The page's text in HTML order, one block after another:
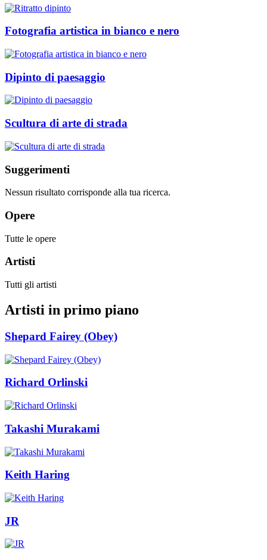
Fotografia artistica in bianco e nero
Dipinto di paesaggio
Scultura di arte di strada
Suggerimenti
Nessun risultato corrisponde alla tua ricerca.
Opere
Tutte le opere
Artisti
Tutti gli artisti
Artisti in primo piano
Shepard Fairey (Obey)
Richard Orlinski
Takashi Murakami
Keith Haring
JR